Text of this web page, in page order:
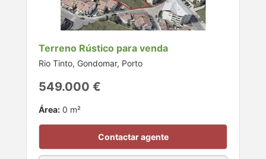
Terreno Rústico para venda
Rio Tinto, Gondomar, Porto
549.000 €
Área: 0 m²
Contactar agente